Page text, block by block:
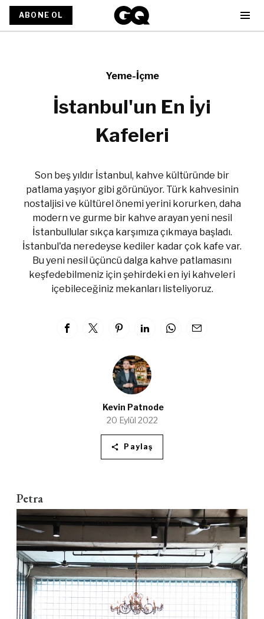
ABONE OL
Yeme-İçme
İstanbul'un En İyi
Kafeleri
Son beş yıldır İstanbul, kahve kültüründe bir
patlama yaşıyor gibi görünüyor. Türk kahvesinin
nostaljisi ve kültürel önemi yerini korurken, daha
modern ve gurme bir kahve arayan yeni nesil
İstanbullular sıkça karşımıza çıkmaya başladı.
İstanbul'da neredeyse kediler kadar çok kafe var.
Bu yeni nesil üçüncü dalga kahve patlamasını
keşfedebilmeniz için şehirdeki en iyi kahveleri
içebileceğiniz mekanları listeliyoruz.
Kevin Patnode
20 Eylül 2022
Paylaş
Petra